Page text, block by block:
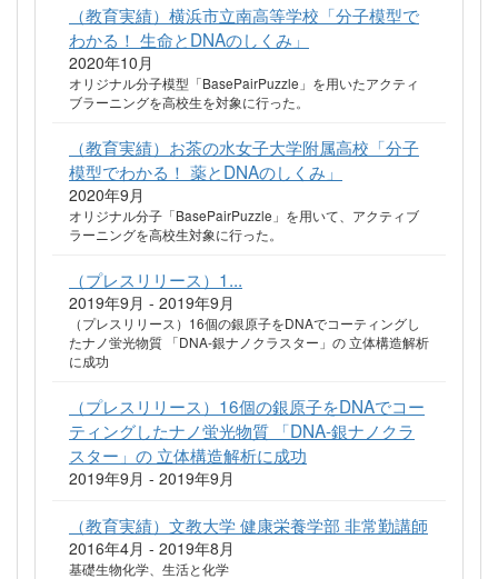
（教育実績）横浜市立南高等学校「分子模型で
わかる！ 生命とDNAのしくみ」
2020年10月
オリジナル分子模型「BasePairPuzzle」を用いたアクティ
ブラーニングを高校生を対象に行った。
（教育実績）お茶の水女子大学附属高校「分子
模型でわかる！ 薬とDNAのしくみ」
2020年9月
オリジナル分子「BasePairPuzzle」を用いて、アクティブ
ラーニングを高校生対象に行った。
（プレスリリース）1...
2019年9月 - 2019年9月
（プレスリリース）16個の銀原子をDNAでコーティングし
たナノ蛍光物質 「DNA-銀ナノクラスター」の 立体構造解析
に成功
（プレスリリース）16個の銀原子をDNAでコー
ティングしたナノ蛍光物質 「DNA-銀ナノクラ
スター」の 立体構造解析に成功
2019年9月 - 2019年9月
（教育実績）文教大学 健康栄養学部 非常勤講師
2016年4月 - 2019年8月
基礎生物化学、生活と化学